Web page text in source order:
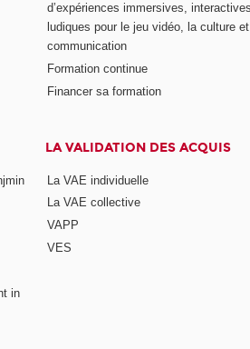
d’expériences immersives,
ludiques pour le jeu vidéo, la culture
communication
Formation continue
Financer sa formation
in
LA VALIDATION DES ACQUIS
La VAE individuelle
La VAE collective
VAPP
VES